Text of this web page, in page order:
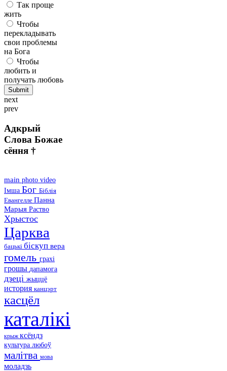
Так проще
жить
Чтобы
перекладывать
свои проблемы
на Бога
Чтобы
любить и
получать любовь
next
prev
Адкрый
Слова Божае
сёння †
main photo video
Імша Бог Біблія
Евангелле Панна
Марыя Раство
Хрыстос
Царква
бацькі біскуп вера
гомель грахі
грошы дапамога
дзеці жыццё
история канцэрт
касцёл
каталікі
крыж ксёндз
культура любоў
малітва мова
моладзь